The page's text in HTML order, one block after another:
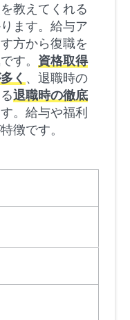
教えてくれる
ます。給与ア
方から復職を
す。 資格取得
く 、退職時の
退職時の徹底
。給与や福利
徴です。